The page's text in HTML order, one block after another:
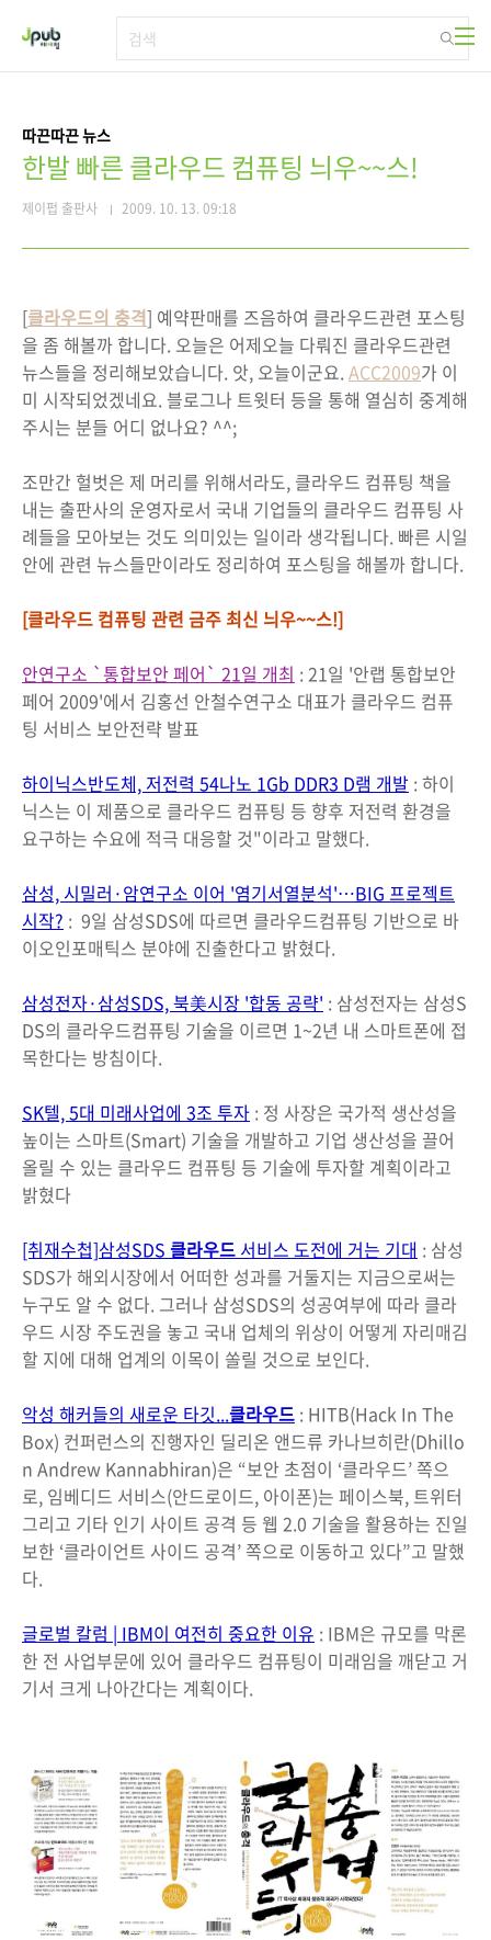
따끈따끈 뉴스
한발 빠른 클라우드 컴퓨팅 늬우~~스!
제이펍 출판사 2009. 10. 13. 09:18
[클라우드의 충격] 예약판매를 즈음하여 클라우드관련 포스팅
을 좀 해볼까 합니다. 오늘은 어제오늘 다뤄진 클라우드관련
뉴스들을 정리해보았습니다. 앗, 오늘이군요.ACC2009가 이
미 시작되었겠네요. 블로그나 트윗터 등을 통해 열심히 중계해
주시는 분들 어디 없나요? ^^;
조만간 헐벗은 제 머리를 위해서라도, 클라우드 컴퓨팅 책을
내는 출판사의 운영자로서 국내 기업들의 클라우드 컴퓨팅 사
례들을 모아보는 것도 의미있는 일이라 생각됩니다. 빠른 시일
안에 관련 뉴스들만이라도 정리하여 포스팅을 해볼까 합니다.
[클라우드 컴퓨팅 관련 금주 최신 늬우~~스!]
안연구소 `통합보안 페어` 21일 개최 : 21일 '안랩 통합보안
페어 2009'에서 김홍선 안철수연구소 대표가 클라우드 컴퓨
팅 서비스 보안전략 발표
하이닉스반도체, 저전력 54나노 1Gb DDR3 D램 개발 : 하이
닉스는 이 제품으로 클라우드 컴퓨팅 등 향후 저전력 환경을
요구하는 수요에 적극 대응할 것"이라고 말했다.
삼성, 시밀러·암연구소 이어 '염기서열분석'…BIG 프로젝트
시작? : 9일 삼성SDS에 따르면 클라우드컴퓨팅 기반으로 바
이오인포매틱스 분야에 진출한다고 밝혔다.
삼성전자·삼성SDS, 북美시장 '합동 공략' : 삼성전자는 삼성S
DS의 클라우드컴퓨팅 기술을 이르면 1~2년 내 스마트폰에 접
목한다는 방침이다.
SK텔, 5대 미래사업에 3조 투자 : 정 사장은 국가적 생산성을
높이는 스마트(Smart) 기술을 개발하고 기업 생산성을 끌어
올릴 수 있는 클라우드 컴퓨팅 등 기술에 투자할 계획이라고
밝혔다
[취재수첩]삼성SDS 클라우드 서비스 도전에 거는 기대 : 삼성
SDS가 해외시장에서 어떠한 성과를 거둘지는 지금으로써는
누구도 알 수 없다. 그러나 삼성SDS의 성공여부에 따라 클라
우드 시장 주도권을 놓고 국내 업체의 위상이 어떻게 자리매김
할 지에 대해 업계의 이목이 쏠릴 것으로 보인다.
악성 해커들의 새로운 타깃...클라우드 : HITB(Hack In The
Box) 컨퍼런스의 진행자인 딜리온 앤드류 카나브히란(Dhillo
n Andrew Kannabhiran)은 “보안 초점이 ‘클라우드’ 쪽으
로, 임베디드 서비스(안드로이드, 아이폰)는 페이스북, 트위터
그리고 기타 인기 사이트 공격 등 웹 2.0 기술을 활용하는 진일
보한 ‘클라이언트 사이드 공격’ 쪽으로 이동하고 있다”고 말했
다.
글로벌 칼럼 | IBM이 여전히 중요한 이유 : IBM은 규모를 막론
한 전 사업부문에 있어 클라우드 컴퓨팅이 미래임을 깨닫고 거
기서 크게 나아간다는 계획이다.